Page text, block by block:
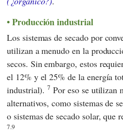
Producción industrial
Los sistemas de secado por
utilizan a menudo en la
secos. Sin embargo, estos
el 12% y el 25% de la energía
industrial).7 Por eso se utilizan
alternativos, como sistemas de
o sistemas de secado solar, que
7.9